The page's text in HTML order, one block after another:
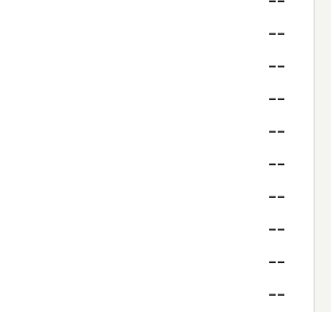
--
--
--
--
--
--
--
--
--